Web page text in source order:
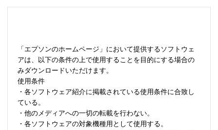
「エプソンのホームページ」において提供するソフトウェ
アは、以下の条件の上で使用することを目的にする場合の
みダウンロードいただけます。
使用条件
・各ソフトウェア紹介に掲載されている使用条件に合致し
ている。
・他のメディアへの一切の転載を行わない。
・各ソフトウェアの対象機種用として使用する。